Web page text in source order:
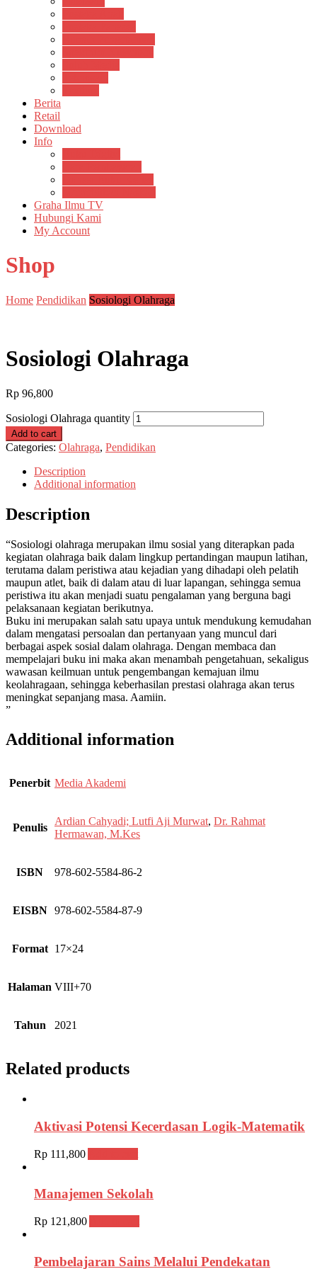
Berita
Retail
Download
Info
Graha Ilmu TV
Hubungi Kami
My Account
Shop
Home Pendidikan Sosiologi Olahraga
Sosiologi Olahraga
Rp 96,800
Sosiologi Olahraga quantity
Add to cart
Categories: Olahraga, Pendidikan
Description
Additional information
Description
“Sosiologi olahraga merupakan ilmu sosial yang diterapkan pada
kegiatan olahraga baik dalam lingkup pertandingan maupun latihan,
terutama dalam peristiwa atau kejadian yang dihadapi oleh pelatih
maupun atlet, baik di dalam atau di luar lapangan, sehingga semua
peristiwa itu akan menjadi suatu pengalaman yang berguna bagi
pelaksanaan kegiatan berikutnya.
Buku ini merupakan salah satu upaya untuk mendukung kemudahan
dalam mengatasi persoalan dan pertanyaan yang muncul dari
berbagai aspek sosial dalam olahraga. Dengan membaca dan
mempelajari buku ini maka akan menambah pengetahuan, sekaligus
wawasan keilmuan untuk pengembangan kemajuan ilmu
keolahragaan, sehingga keberhasilan prestasi olahraga akan terus
meningkat sepanjang masa. Aamiin.
”
Additional information
Penerbit Media Akademi
Penulis
Ardian Cahyadi; Lutfi Aji Murwat, Dr. Rahmat
Hermawan, M.Kes
ISBN 978-602-5584-86-2
EISBN 978-602-5584-87-9
Format 17×24
Halaman VIII+70
Tahun 2021
Related products
Aktivasi Potensi Kecerdasan Logik-Matematik
Rp 111,800
Manajemen Sekolah
Rp 121,800
Pembelajaran Sains Melalui Pendekatan